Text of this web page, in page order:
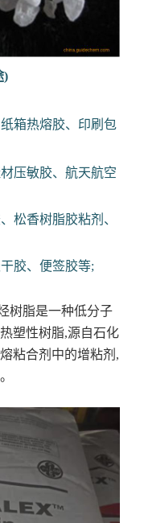
)
箱热熔胶、印刷包
压敏胶、航天航空
松香树脂胶粘剂、
胶、便签胶等;
树脂是一种低分子
塑性树脂,源自石化
粘合剂中的增粘剂,